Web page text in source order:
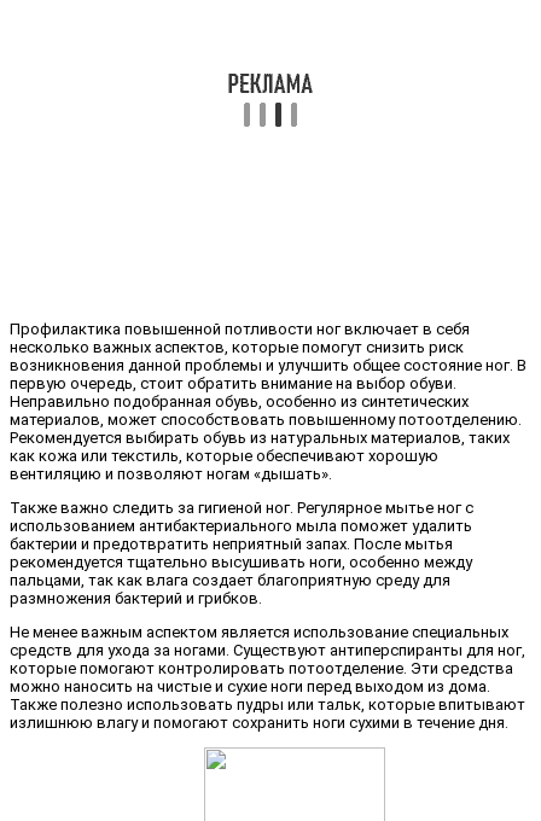
Профилактика повышенной потливости ног включает в себя
несколько важных аспектов, которые помогут снизить риск
возникновения данной проблемы и улучшить общее состояние ног. В
первую очередь, стоит обратить внимание на выбор обуви.
Неправильно подобранная обувь, особенно из синтетических
материалов, может способствовать повышенному потоотделению.
Рекомендуется выбирать обувь из натуральных материалов, таких
как кожа или текстиль, которые обеспечивают хорошую
вентиляцию и позволяют ногам «дышать».
Также важно следить за гигиеной ног. Регулярное мытье ног с
использованием антибактериального мыла поможет удалить
бактерии и предотвратить неприятный запах. После мытья
рекомендуется тщательно высушивать ноги, особенно между
пальцами, так как влага создает благоприятную среду для
размножения бактерий и грибков.
Не менее важным аспектом является использование специальных
средств для ухода за ногами. Существуют антиперспиранты для ног,
которые помогают контролировать потоотделение. Эти средства
можно наносить на чистые и сухие ноги перед выходом из дома.
Также полезно использовать пудры или тальк, которые впитывают
излишнюю влагу и помогают сохранить ноги сухими в течение дня.